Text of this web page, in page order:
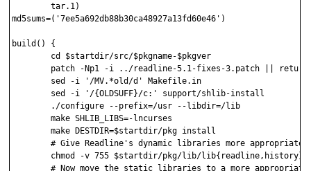
        tar.1)
md5sums=('7ee5a692db88b30ca48927a13fd60e46')
build() {